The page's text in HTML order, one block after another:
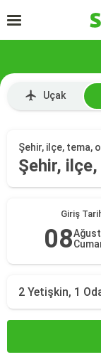
Uçak
Şehir, ilçe, tema,
Şehir,
Giriş
08
2 Yetişkin, 1